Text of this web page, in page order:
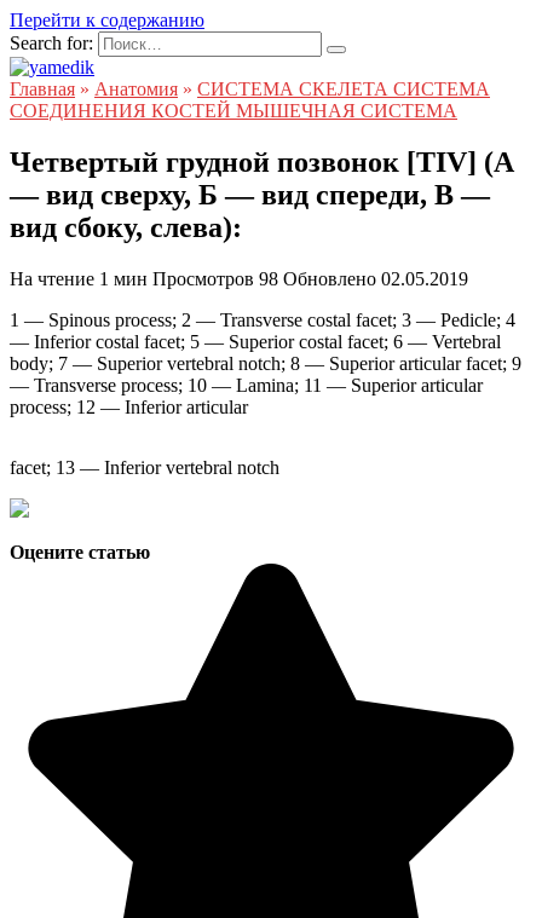
Перейти к содержанию
Search for:
Главная » Анатомия » СИСТЕМА СКЕЛЕТА СИСТЕМА
СОЕДИНЕНИЯ КОСТЕЙ МЫШЕЧНАЯ СИСТЕМА
Четвертый грудной позвонок [TIV] (А
— вид сверху, Б — вид спереди, В —
вид сбоку, слева):
На чтение 1 мин Просмотров 98 Обновлено 02.05.2019
1 — Spinous process; 2 — Transverse costal facet; 3 — Pedicle; 4
— Inferior costal facet; 5 — Superior costal facet; 6 — Vertebral
body; 7 — Superior vertebral notch; 8 — Superior articular facet; 9
— Transverse process; 10 — Lamina; 11 — Superior articular
process; 12 — Inferior articular
facet; 13 — Inferior vertebral notch
Оцените статью